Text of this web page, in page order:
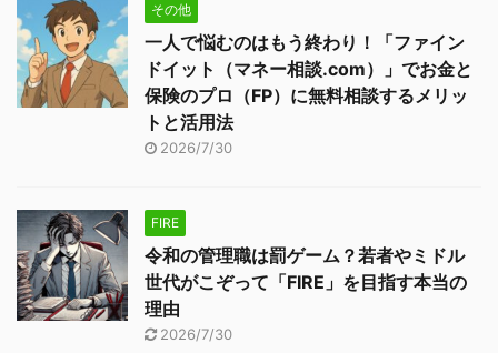
その他
一人で悩むのはもう終わり！「ファイン
ドイット（マネー相談.com）」でお金と
保険のプロ（FP）に無料相談するメリッ
トと活用法
2026/7/30
FIRE
令和の管理職は罰ゲーム？若者やミドル
世代がこぞって「FIRE」を目指す本当の
理由
2026/7/30